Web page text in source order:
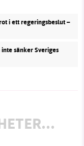
i ett regeringsbeslut –
sänker Sveriges